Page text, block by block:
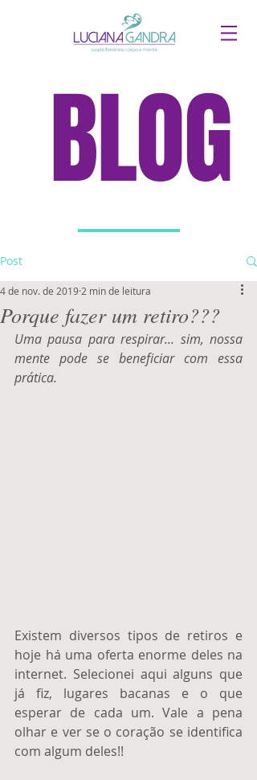
BLOG
Post
Porque fazer um retiro???
4 de nov. de 2019 2 min de leitura
Uma pausa para respirar... sim, nossa
mente pode se beneficiar com essa
prática.
Existem diversos tipos de retiros e
hoje há uma oferta enorme deles na
internet. Selecionei aqui alguns que
já fiz, lugares bacanas e o que
esperar de cada um. Vale a pena
olhar e ver se o coração se identifica
com algum deles!!